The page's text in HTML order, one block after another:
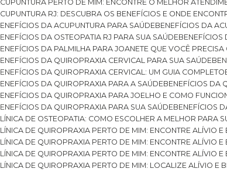
ACUPUNTURA PERTO DE MIM: ENCONTRE O MELHOR
ACUPUNTURA RJ: DESCUBRA OS BENEFÍCIOS E ONDE
BENEFÍCIOS DA ACUPUNTURA PARA SAÚDE
BENEFÍCIOS DA
BENEFÍCIOS DA OSTEOPATIA RJ PARA SUA SAÚDE
BENEFÍCIOS DA PALMILHA PARA JOANETE QUE VOCÊ PRECISA
BENEFÍCIOS DA QUIROPRAXIA CERVICAL PARA SUA SAÚDE
BENEFÍCIOS DA QUIROPRAXIA CERVICAL: UM GUIA COMPLETO
BENEFÍCIOS DA QUIROPRAXIA PARA A SAÚDE
BENEFÍCIOS
BENEFÍCIOS DA QUIROPRAXIA PARA JOELHO E COMO
BENEFÍCIOS DA QUIROPRAXIA PARA SUA SAÚDE
BENEFÍCIOS
CLÍNICA DE OSTEOPATIA: COMO ESCOLHER A MELHOR PARA
CLÍNICA DE QUIROPRAXIA PERTO DE MIM: ENCONTRE ALÍVIO
CLÍNICA DE QUIROPRAXIA PERTO DE MIM: ENCONTRE ALÍVIO
CLÍNICA DE QUIROPRAXIA PERTO DE MIM: ENCONTRE ALÍVIO
CLÍNICA DE QUIROPRAXIA PERTO DE MIM: LOCALIZE ALÍVIO E